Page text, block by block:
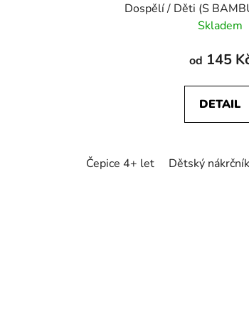
Dospělí / Děti (S
BAMBULE)
Skladem
od 145
DETAIL
Čepice 4+ let Dětský